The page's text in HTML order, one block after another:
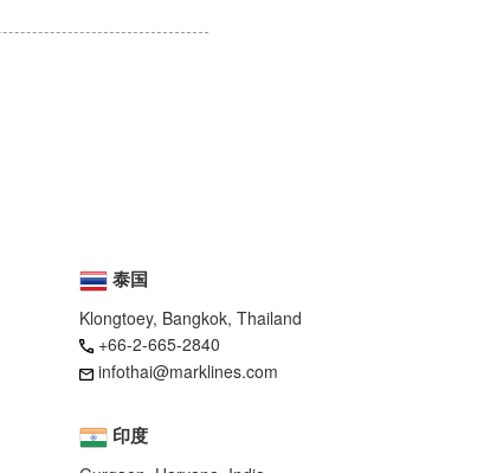
泰国
Klongtoey, Bangkok, Thailand
+66-2-665-2840
infothai@marklines.com
印度